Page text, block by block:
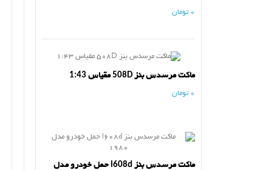
0 تومان
ماکت مرسدس بنز 508D مقیاس 1:43
0 تومان
ماکت مرسدس بنز l608d حمل خودرو مدل